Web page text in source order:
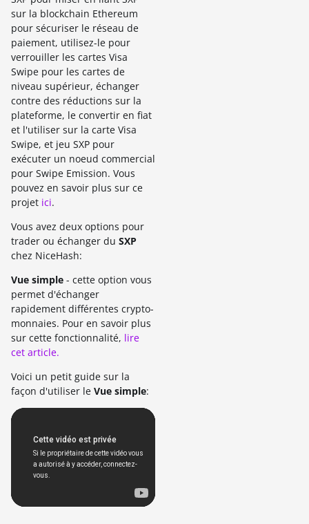
sur la blockchain Ethereum
pour sécuriser le réseau de
paiement, utilisez-le pour
verrouiller les cartes Visa
Swipe pour les cartes de
niveau supérieur, échanger
contre des réductions sur la
plateforme, le convertir en fiat
et l'utiliser sur la carte Visa
Swipe, et jeu SXP pour
exécuter un noeud commercial
pour Swipe Emission. Vous
pouvez en savoir plus sur ce
projet ici.
Vous avez deux options pour
trader ou échanger du SXP
chez NiceHash:
Vue simple - cette option vous
permet d'échanger
rapidement différentes crypto-
monnaies. Pour en savoir plus
sur cette fonctionnalité, lire
cet article.
Voici un petit guide sur la
façon d'utiliser le Vue simple: